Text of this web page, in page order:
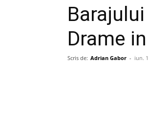
Drame
Scris de: Adrian Gabor - iun.